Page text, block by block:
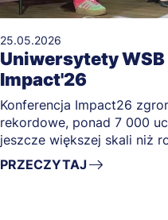
25.05.2026
Uniwersytety
Impact'26
Konferencja Impact26
rekordowe, ponad 7 000
jeszcze większej skali niż
PRZECZYTAJ